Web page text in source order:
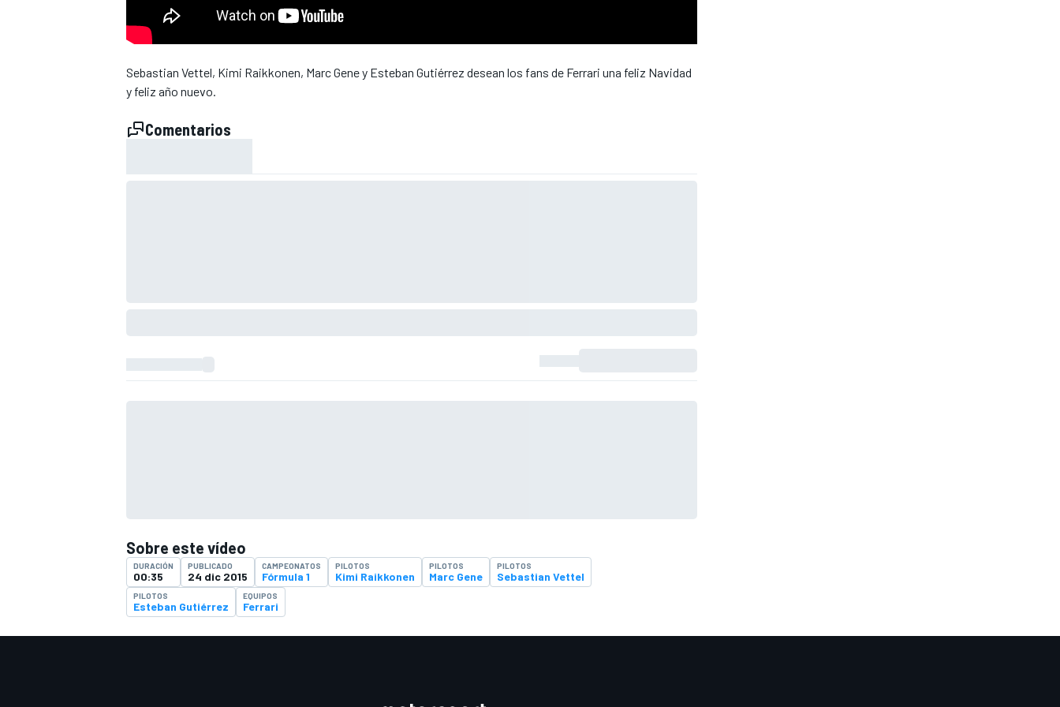
Sebastian Vettel, Kimi Raikkonen, Marc Gene y Esteban Gutiérrez desean los fans de Ferrari una feliz Navidad
y feliz año nuevo.
Comentarios
Sobre este vídeo
DURACIÓN
00:35
PUBLICADO
24 dic 2015
CAMPEONATOS
Fórmula 1
PILOTOS
Kimi Raikkonen
PILOTOS
Marc Gene
PILOTOS
Sebastian Vettel
PILOTOS
Esteban Gutiérrez
EQUIPOS
Ferrari